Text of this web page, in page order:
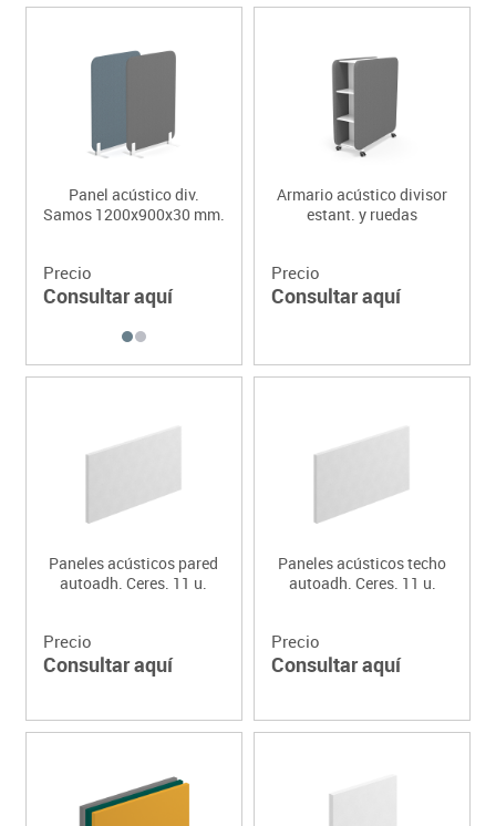
Panel acústico div.
Samos 1200x900x30 mm.
Precio
Consultar aquí
Armario acústico divisor
estant. y ruedas
Precio
Consultar aquí
Paneles acústicos pared
autoadh. Ceres. 11 u.
Precio
Consultar aquí
Paneles acústicos techo
autoadh. Ceres. 11 u.
Precio
Consultar aquí